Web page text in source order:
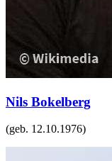
Nils Bokelberg
(geb. 12.10.1976)